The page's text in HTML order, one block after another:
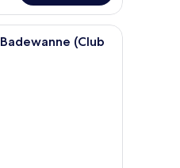
Zimmer, 1 King-Bett, Badewanne
(Club